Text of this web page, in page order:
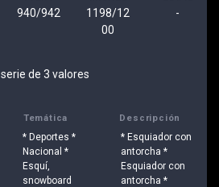
940/942
1198/12
00
-
serie de 3 valores
Temática Descripción
* Deportes *
Nacional *
Esquí,
snowboard
* Esquiador con
antorcha *
Esquiador con
antorcha *